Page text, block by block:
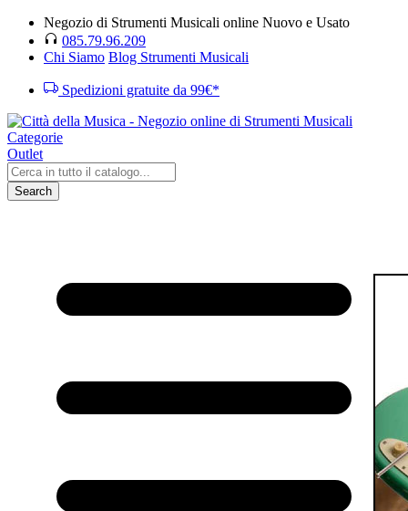
Negozio di Strumenti Musicali online Nuovo e Usato
085.79.96.209
Chi Siamo Blog Strumenti Musicali
Spedizioni gratuite da 99€*
Categorie
Outlet
Search